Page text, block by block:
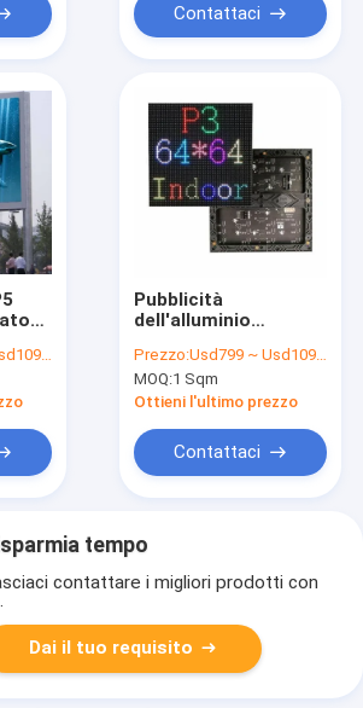
Contattaci
il
negotiable )
Pubblicità
dell'alluminio
pressofusione
dell'esposizione di
LED di colore pieno
Prezzo:Usd799 ~ Usd1099 / Sqm ( price is negotiable )
MOQ:1 Sqm
Ottieni l'ultimo prezzo
Contattaci
tempo
contattare i migliori prodotti con
Dai il tuo requisito